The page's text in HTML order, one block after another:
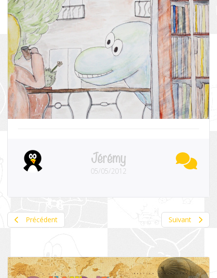
Jérémy
05/05/2012
Précédent Suivant